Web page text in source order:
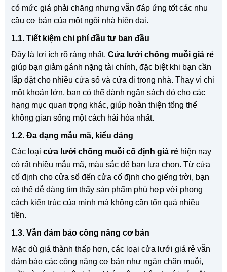
có mức giá phải chăng nhưng vẫn đáp ứng tốt các nhu
cầu cơ bản của một ngôi nhà hiện đại.
1.1. Tiết kiệm chi phí đầu tư ban đầu
Đây là lợi ích rõ ràng nhất. Cửa lưới chống muỗi giá rẻ
giúp bạn giảm gánh nặng tài chính, đặc biệt khi bạn cần
lắp đặt cho nhiều cửa sổ và cửa đi trong nhà. Thay vì chi
một khoản lớn, bạn có thể dành ngân sách đó cho các
hạng mục quan trọng khác, giúp hoàn thiện tổng thể
không gian sống một cách hài hòa nhất.
1.2. Đa dạng mẫu mã, kiểu dáng
Các loại cửa lưới chống muỗi cố định giá rẻ hiện nay
có rất nhiều mẫu mã, màu sắc để bạn lựa chọn. Từ cửa
cố định cho cửa sổ đến cửa cố định cho giếng trời, bạn
có thể dễ dàng tìm thấy sản phẩm phù hợp với phong
cách kiến trúc của mình mà không cần tốn quá nhiều
tiền.
1.3. Vẫn đảm bảo công năng cơ bản
Mặc dù giá thành thấp hơn, các loại cửa lưới giá rẻ vẫn
đảm bảo các công năng cơ bản như ngăn chặn muỗi,